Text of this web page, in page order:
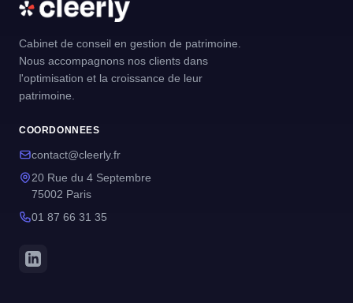
Cabinet de conseil en gestion de patrimoine.
Nous accompagnons nos clients dans
l'optimisation et la croissance de leur
patrimoine.
COORDONNEES
contact@cleerly.fr
20 Rue du 4 Septembre
75002 Paris
01 87 66 31 35